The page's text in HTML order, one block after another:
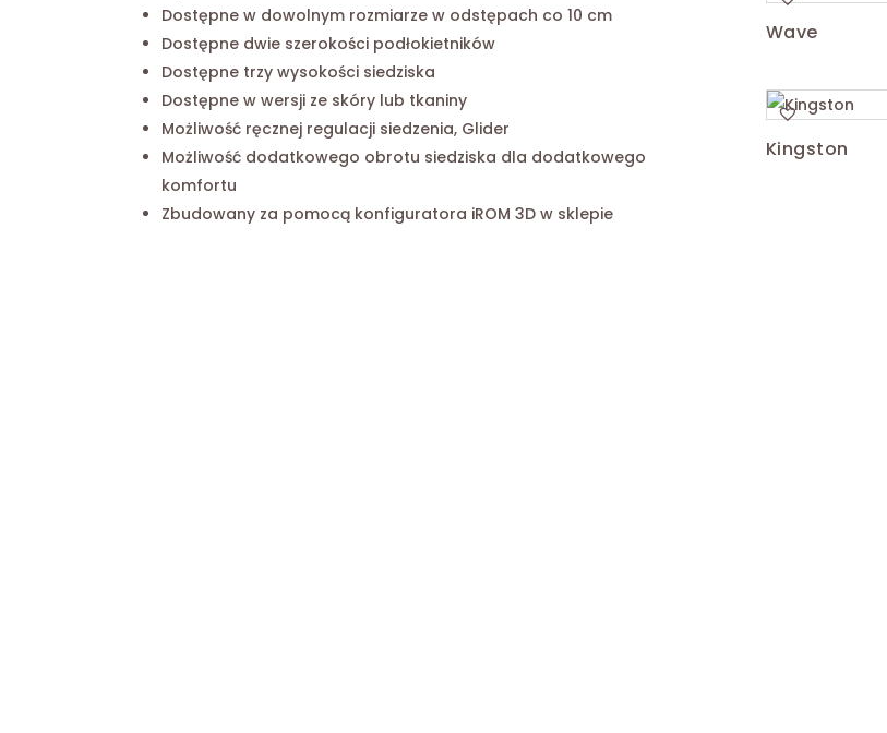
Dostępne w dowolnym rozmiarze w odstępach co 10 cm
Dostępne dwie szerokości podłokietników
Dostępne trzy wysokości siedziska
Dostępne w wersji ze skóry lub tkaniny
Możliwość ręcznej regulacji siedzenia, Glider
Możliwość dodatkowego obrotu siedziska dla dodatkowego
komfortu
Zbudowany za pomocą konfiguratora iROM 3D w sklepie
Wave
Kingston